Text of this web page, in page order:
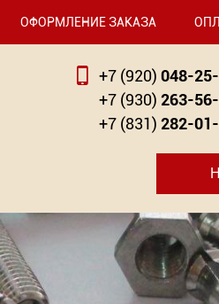
ОФОРМЛЕНИЕ ЗАКАЗА
+7 (920) 048-
+7 (930) 263-
+7 (831) 282-